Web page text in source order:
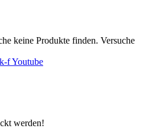
keine Produkte finden. Versuche
fYoutube
werden!